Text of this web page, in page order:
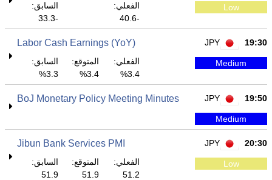
Low
الفعلي:
-40.6
السابق:
-33.3
19:30
JPY
Labor Cash Earnings (YoY)
Medium
الفعلي:
3.4%
المتوقع:
3.4%
السابق:
3.3%
19:50
JPY
BoJ Monetary Policy Meeting Minutes
Medium
20:30
JPY
Jibun Bank Services PMI
Low
الفعلي:
51.2
المتوقع:
51.9
السابق:
51.9